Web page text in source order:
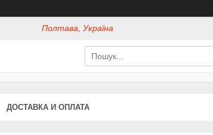
Полтава, Україна
ДОСТАВКА И ОПЛАТА